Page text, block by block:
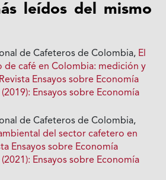
leídos del mismo
de Cafeteros de Colombia, El
de café en Colombia: medición y
Revista Ensayos sobre Economía
Ensayos sobre Economía
de Cafeteros de Colombia,
del sector cafetero en
Ensayos sobre Economía
Ensayos sobre Economía